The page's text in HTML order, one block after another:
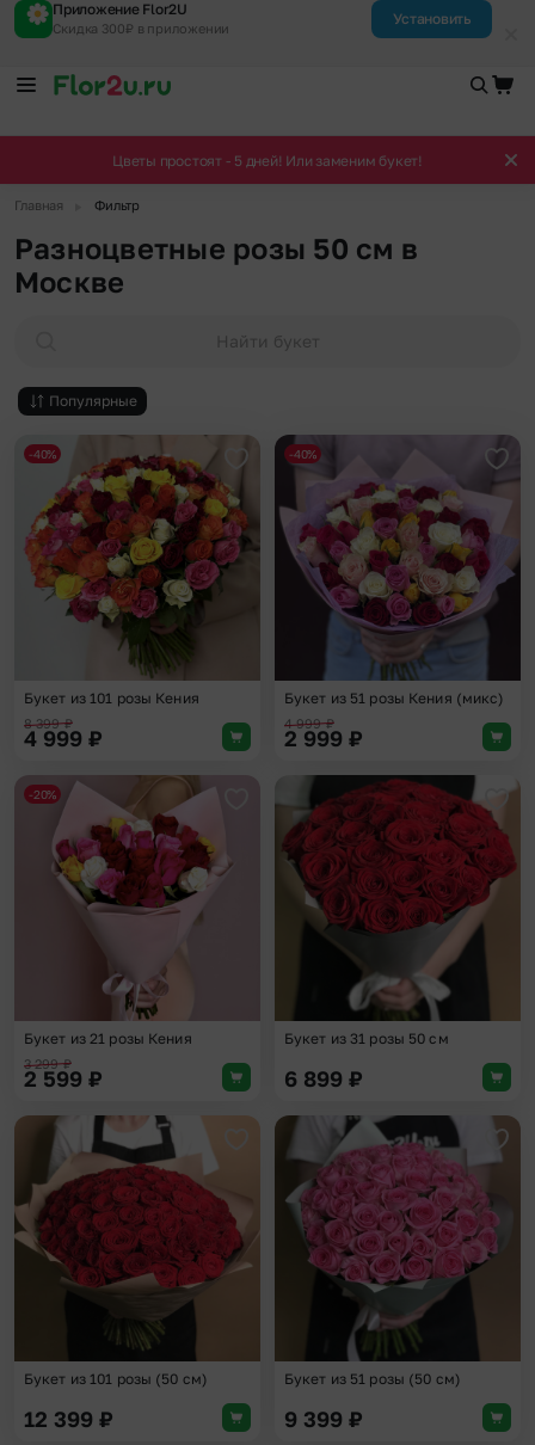
Приложение Flor2U
Скидка 300₽ в приложении
Установить
Цветы простоят - 5 дней! Или заменим букет!
Главная Фильтр
Разноцветные розы 50 см в
Москве
Найти букет
Популярные
Добавить в избранное
-40%
Букет из 101 розы Кения
8 399₽
4 999 ₽
-40%
Букет из 51 розы Кения (микс)
4 999₽
2 999 ₽
Добавить в избранное
-20%
Букет из 21 розы Кения
3 299₽
2 599 ₽
Букет из 31 розы 50 см
6 899 ₽
Добавить в избранное
Букет из 101 розы (50 см)
12 399 ₽
Букет из 51 розы (50 см)
9 399 ₽